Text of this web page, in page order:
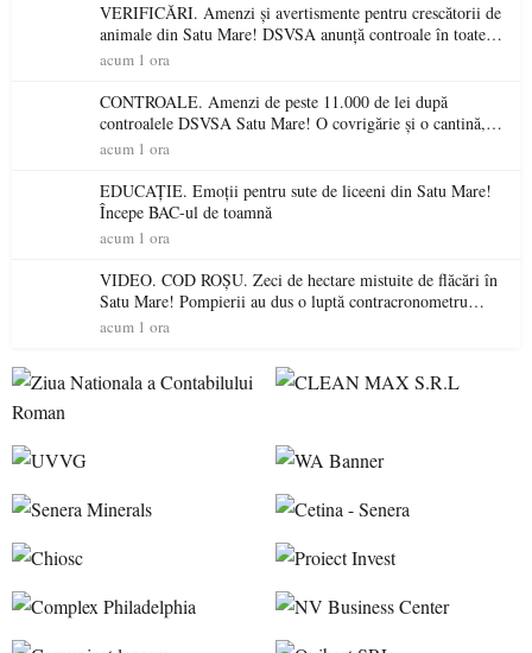
VERIFICĂRI. Amenzi și avertismente pentru crescătorii de
animale din Satu Mare! DSVSA anunță controale în toate
gospodăriile și face apel la respectarea legii
acum 1 ora
CONTROALE. Amenzi de peste 11.000 de lei după
controalele DSVSA Satu Mare! O covrigărie și o cantină,
sancționate pentru nereguli
acum 1 ora
EDUCAȚIE. Emoții pentru sute de liceeni din Satu Mare!
Începe BAC-ul de toamnă
acum 1 ora
VIDEO. COD ROȘU. Zeci de hectare mistuite de flăcări în
Satu Mare! Pompierii au dus o luptă contracronometru
pentru a salva o pădure de la dezastru
acum 1 ora